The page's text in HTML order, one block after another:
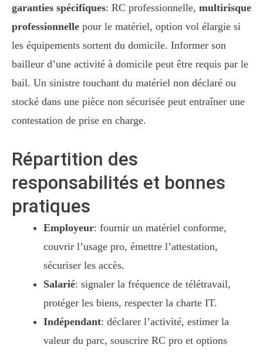
garanties spécifiques: RC professionnelle, multirisque
professionnelle pour le matériel, option vol élargie si
les équipements sortent du domicile. Informer son
bailleur d’une activité à domicile peut être requis par le
bail. Un sinistre touchant du matériel non déclaré ou
stocké dans une pièce non sécurisée peut entraîner une
contestation de prise en charge.
Répartition des
responsabilités et bonnes
pratiques
Employeur: fournir un matériel conforme,
couvrir l’usage pro, émettre l’attestation,
sécuriser les accès.
Salarié: signaler la fréquence de télétravail,
protéger les biens, respecter la charte IT.
Indépendant: déclarer l’activité, estimer la
valeur du parc, souscrire RC pro et options